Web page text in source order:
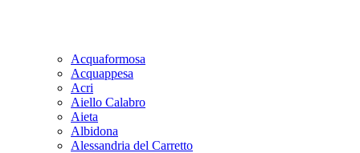
Acquaformosa
Acquappesa
Acri
Aiello Calabro
Aieta
Albidona
Alessandria del Carretto